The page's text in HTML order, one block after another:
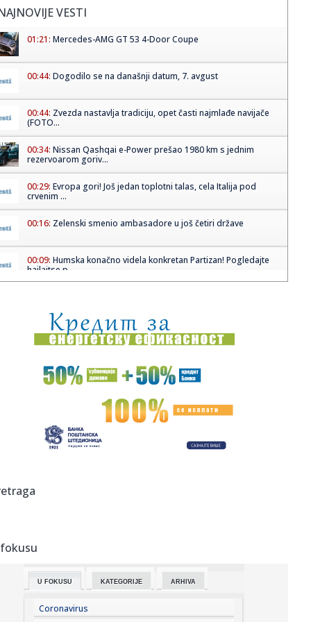
VESTI
01:21: Mercedes-AMG GT 53 4-Door Coupe
00:44: Dogodilo se na današnji datum, 7. avgust
00:44: Zvezda nastavlja tradiciju, opet časti najmlađe navijače
(FOTO...
00:34: Nissan Qashqai e-Power prešao 1980 km s jednim
rezervoarom goriv...
00:29: Evropa gori! Još jedan toplotni talas, cela Italija pod
crvenim ...
00:16: Zelenski smenio ambasadore u još četiri države
00:09: Humska konačno videla konkretan Partizan! Pogledajte
hajlajtse p...
00:04:Vukotić ne zna ko je Baba: "Vidim da ga svi hvale"
00:01:Na današnji dan, 7. avgust
U predgrađu Damaska podignut autobus u vazduh, dve
23:55:ROMAŠČENKO POSLE POTOPA U HUMSKOJ: Jedna stvar
VIDEO
23:47:
23:44: "Mesi bi bio Pikaso" VIDEO
U FOKUSU KATEGORIJE ARHIVA
Coronavirus